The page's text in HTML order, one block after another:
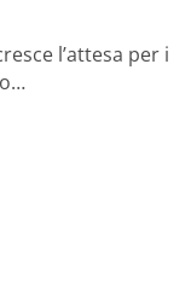
l’attesa per i